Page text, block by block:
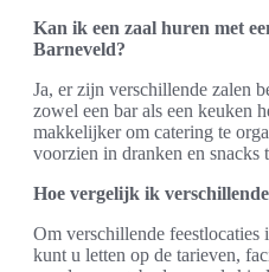
Kan ik een zaal huren met
Barneveld?
Ja, er zijn verschillende zalen
zowel een bar als een keuken
makkelijker om catering te
voorzien in dranken en snacks
Hoe vergelijk ik
Om verschillende
kunt u letten op de tarieven,